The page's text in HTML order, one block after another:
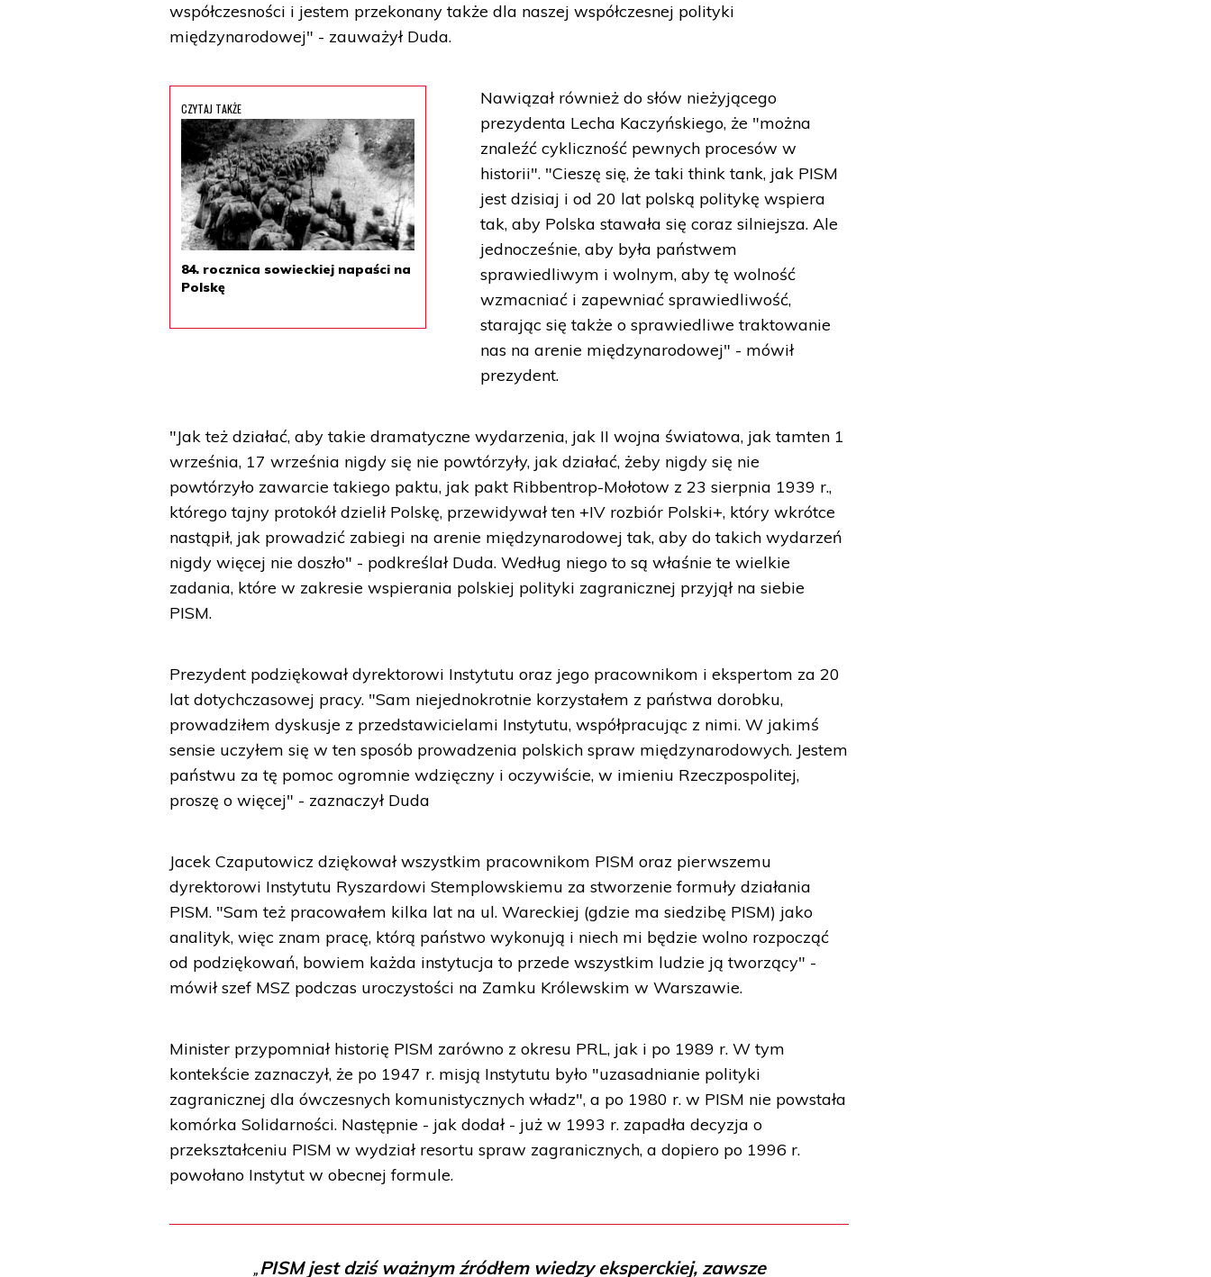
współczesności i jestem przekonany także dla naszej współczesnej polityki
międzynarodowej" - zauważył Duda.
CZYTAJ TAKŻE
84. rocznica sowieckiej napaści na
Polskę
Nawiązał również do słów nieżyjącego
prezydenta Lecha Kaczyńskiego, że "można
znaleźć cykliczność pewnych procesów w
historii". "Cieszę się, że taki think tank, jak PISM
jest dzisiaj i od 20 lat polską politykę wspiera
tak, aby Polska stawała się coraz silniejsza. Ale
jednocześnie, aby była państwem
sprawiedliwym i wolnym, aby tę wolność
wzmacniać i zapewniać sprawiedliwość,
starając się także o sprawiedliwe traktowanie
nas na arenie międzynarodowej" - mówił
prezydent.
"Jak też działać, aby takie dramatyczne wydarzenia, jak II wojna światowa, jak tamten 1
września, 17 września nigdy się nie powtórzyły, jak działać, żeby nigdy się nie
powtórzyło zawarcie takiego paktu, jak pakt Ribbentrop-Mołotow z 23 sierpnia 1939 r.,
którego tajny protokół dzielił Polskę, przewidywał ten +IV rozbiór Polski+, który wkrótce
nastąpił, jak prowadzić zabiegi na arenie międzynarodowej tak, aby do takich wydarzeń
nigdy więcej nie doszło" - podkreślał Duda. Według niego to są właśnie te wielkie
zadania, które w zakresie wspierania polskiej polityki zagranicznej przyjął na siebie
PISM.
Prezydent podziękował dyrektorowi Instytutu oraz jego pracownikom i ekspertom za 20
lat dotychczasowej pracy. "Sam niejednokrotnie korzystałem z państwa dorobku,
prowadziłem dyskusje z przedstawicielami Instytutu, współpracując z nimi. W jakimś
sensie uczyłem się w ten sposób prowadzenia polskich spraw międzynarodowych. Jestem
państwu za tę pomoc ogromnie wdzięczny i oczywiście, w imieniu Rzeczpospolitej,
proszę o więcej" - zaznaczył Duda
Jacek Czaputowicz dziękował wszystkim pracownikom PISM oraz pierwszemu
dyrektorowi Instytutu Ryszardowi Stemplowskiemu za stworzenie formuły działania
PISM. "Sam też pracowałem kilka lat na ul. Wareckiej (gdzie ma siedzibę PISM) jako
analityk, więc znam pracę, którą państwo wykonują i niech mi będzie wolno rozpocząć
od podziękowań, bowiem każda instytucja to przede wszystkim ludzie ją tworzący" -
mówił szef MSZ podczas uroczystości na Zamku Królewskim w Warszawie.
Minister przypomniał historię PISM zarówno z okresu PRL, jak i po 1989 r. W tym
kontekście zaznaczył, że po 1947 r. misją Instytutu było "uzasadnianie polityki
zagranicznej dla ówczesnych komunistycznych władz", a po 1980 r. w PISM nie powstała
komórka Solidarności. Następnie - jak dodał - już w 1993 r. zapadła decyzja o
przekształceniu PISM w wydział resortu spraw zagranicznych, a dopiero po 1996 r.
powołano Instytut w obecnej formule.
„ PISM jest dziś ważnym źródłem wiedzy eksperckiej, zawsze